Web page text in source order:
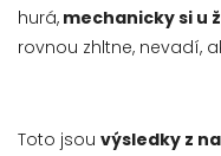
hurá, mechanicky si u
rovnou zhltne, nevadí,
Toto jsou výsledky z